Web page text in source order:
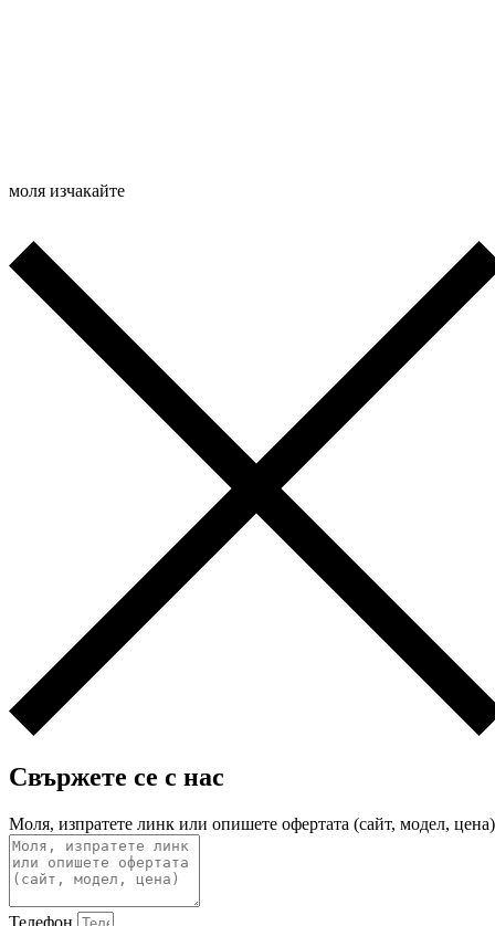
моля изчакайте
Свържете се с нас
Моля, изпратете линк или опишете офертата (сайт, модел, цена)
Телефон